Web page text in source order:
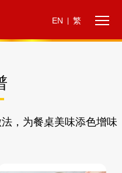
EN 繁
，为餐桌美味添色增味